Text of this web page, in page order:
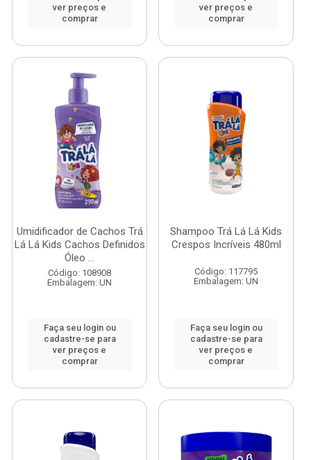
ver preços e
comprar
ver preços e
comprar
Umidificador de Cachos Trá
Lá Lá Kids Cachos Definidos
Óleo ...
Código: 108908
Embalagem: UN
Faça seu login ou
cadastre-se para
ver preços e
comprar
Shampoo Trá Lá Lá Kids
Crespos Incríveis 480ml
Código: 117795
Embalagem: UN
Faça seu login ou
cadastre-se para
ver preços e
comprar